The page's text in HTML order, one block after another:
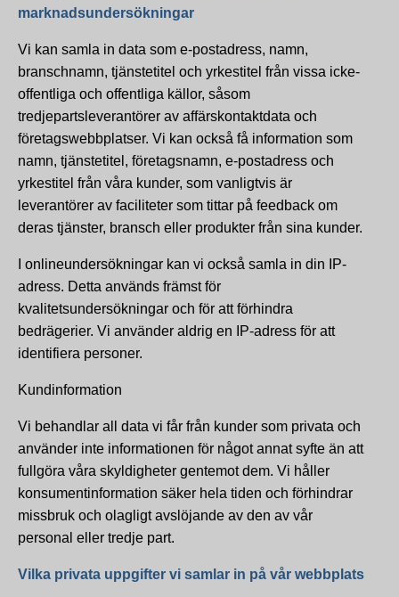
marknadsundersökningar
Vi kan samla in data som e-postadress, namn,
branschnamn, tjänstetitel och yrkestitel från vissa icke-
offentliga och offentliga källor, såsom
tredjepartsleverantörer av affärskontaktdata och
företagswebbplatser. Vi kan också få information som
namn, tjänstetitel, företagsnamn, e-postadress och
yrkestitel från våra kunder, som vanligtvis är
leverantörer av faciliteter som tittar på feedback om
deras tjänster, bransch eller produkter från sina kunder.
I onlineundersökningar kan vi också samla in din IP-
adress. Detta används främst för
kvalitetsundersökningar och för att förhindra
bedrägerier. Vi använder aldrig en IP-adress för att
identifiera personer.
Kundinformation
Vi behandlar all data vi får från kunder som privata och
använder inte informationen för något annat syfte än att
fullgöra våra skyldigheter gentemot dem. Vi håller
konsumentinformation säker hela tiden och förhindrar
missbruk och olagligt avslöjande av den av vår
personal eller tredje part.
Vilka privata uppgifter vi samlar in på vår webbplats